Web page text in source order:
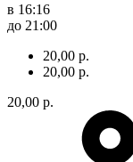
в 16:16
до 21:00
20,00 р.
20,00 р.
20,00 р.